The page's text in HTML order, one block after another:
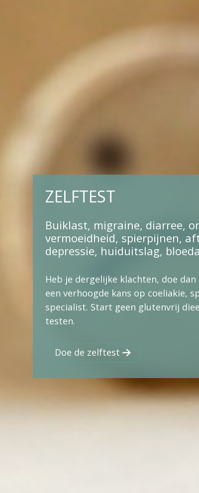
ZELFTEST
Buiklast, migraine, diarree,
vermoeidheid, spierpijnen,
depressie, huiduitslag,
Heb je dergelijke klachten, doe
een verhoogde kans op coeliakie,
specialist. Start geen glutenvrij
testen.
Doe de zelftest